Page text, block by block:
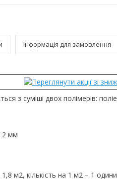
Інформація для замовлення
з суміші двох полімерів:
2 мм
м2, кількість на 1 м2 – 1